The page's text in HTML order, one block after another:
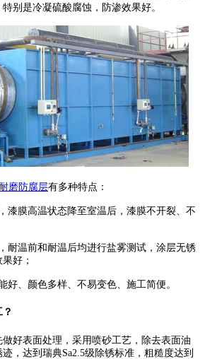
别是冷凝硫酸腐蚀，防渗效果好。
磨防腐层有多种特点：
漆膜高温状态降至室温后，漆膜不开裂、不
耐温前和耐温后均进行盐雾测试，涂层无锈
好；
好、颜色多样、不易变色、施工简便。
好表面处理，采用喷砂工艺，除去表面油
，达到瑞典Sa2.5级除锈标准，粗糙度达到